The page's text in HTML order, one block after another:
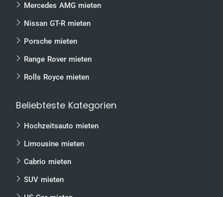
Mercedes AMG mieten
Nissan GT-R mieten
Porsche mieten
Range Rover mieten
Rolls Royce mieten
Beliebteste Kategorien
Hochzeitsauto mieten
Limousine mieten
Cabrio mieten
SUV mieten